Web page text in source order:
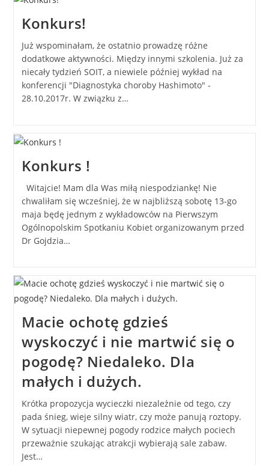
Konkurs!
Już wspominałam, że ostatnio prowadzę różne
dodatkowe aktywności. Między innymi szkolenia. Już za
niecały tydzień SOIT, a niewiele później wykład na
konferencji "Diagnostyka choroby Hashimoto" -
28.10.2017r. W związku z…
Konkurs !
Witajcie! Mam dla Was miłą niespodziankę! Nie
chwaliłam się wcześniej, że w najbliższą sobotę 13-go
maja będę jednym z wykładowców na Pierwszym
Ogólnopolskim Spotkaniu Kobiet organizowanym przed
Dr Gojdzia…
Macie ochotę gdzieś
wyskoczyć i nie martwić się o
pogodę? Niedaleko. Dla
małych i dużych.
Krótka propozycja wycieczki niezależnie od tego, czy
pada śnieg, wieje silny wiatr, czy może panują roztopy.
W sytuacji niepewnej pogody rodzice małych pociech
przeważnie szukając atrakcji wybierają sale zabaw.
Jest…